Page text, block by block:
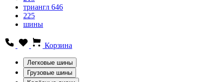
триангл 646
225
шины
Корзина
Легковые шины
Грузовые шины